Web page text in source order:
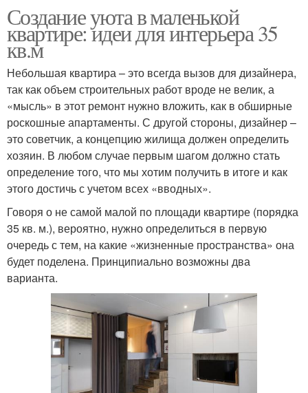
Создание уюта в маленькой
квартире: идеи для интерьера 35
кв.м
Небольшая квартира – это всегда вызов для дизайнера,
так как объем строительных работ вроде не велик, а
«мысль» в этот ремонт нужно вложить, как в обширные
роскошные апартаменты. С другой стороны, дизайнер –
это советчик, а концепцию жилища должен определить
хозяин. В любом случае первым шагом должно стать
определение того, что мы хотим получить в итоге и как
этого достичь с учетом всех «вводных».
Говоря о не самой малой по площади квартире (порядка
35 кв. м.), вероятно, нужно определиться в первую
очередь с тем, на какие «жизненные пространства» она
будет поделена. Принципиально возможны два
варианта.